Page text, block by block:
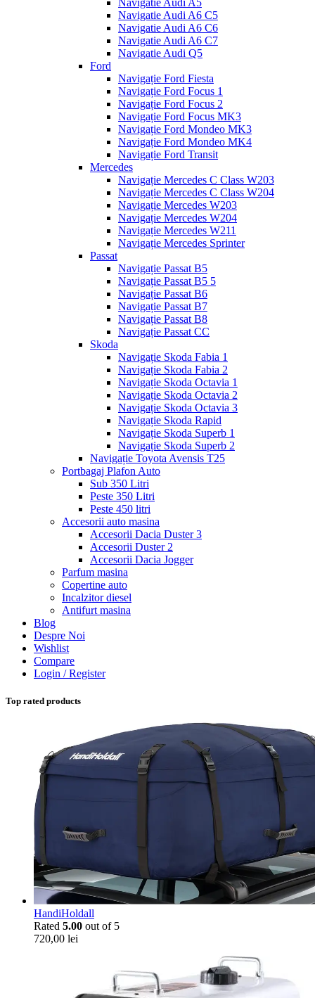
Navigatie Audi A5
Navigatie Audi A6 C5
Navigatie Audi A6 C6
Navigatie Audi A6 C7
Navigatie Audi Q5
Ford
Navigație Ford Fiesta
Navigație Ford Focus 1
Navigație Ford Focus 2
Navigație Ford Focus MK3
Navigație Ford Mondeo MK3
Navigație Ford Mondeo MK4
Navigație Ford Transit
Mercedes
Navigație Mercedes C Class W203
Navigație Mercedes C Class W204
Navigație Mercedes W203
Navigație Mercedes W204
Navigație Mercedes W211
Navigație Mercedes Sprinter
Passat
Navigație Passat B5
Navigație Passat B5 5
Navigație Passat B6
Navigație Passat B7
Navigație Passat B8
Navigație Passat CC
Skoda
Navigație Skoda Fabia 1
Navigație Skoda Fabia 2
Navigație Skoda Octavia 1
Navigație Skoda Octavia 2
Navigație Skoda Octavia 3
Navigație Skoda Rapid
Navigație Skoda Superb 1
Navigație Skoda Superb 2
Navigație Toyota Avensis T25
Portbagaj Plafon Auto
Sub 350 Litri
Peste 350 Litri
Peste 450 litri
Accesorii auto masina
Accesorii Dacia Duster 3
Accesorii Duster 2
Accesorii Dacia Jogger
Parfum masina
Copertine auto
Incalzitor diesel
Antifurt masina
Blog
Despre Noi
Wishlist
Compare
Login / Register
Top rated products
HandiHoldall
Rated 5.00 out of 5
720,00 lei